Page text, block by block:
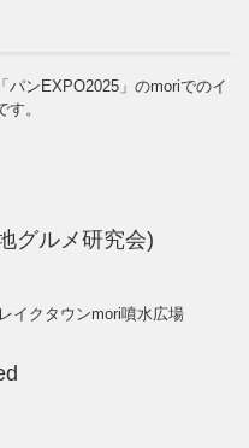
パンEXPO2025」のmoriでのイ
。
グルメ研究会)
イクタウンmori噴水広場